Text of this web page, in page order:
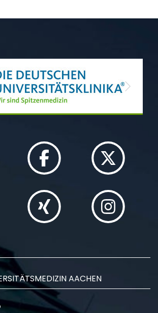
Next
AACHEN